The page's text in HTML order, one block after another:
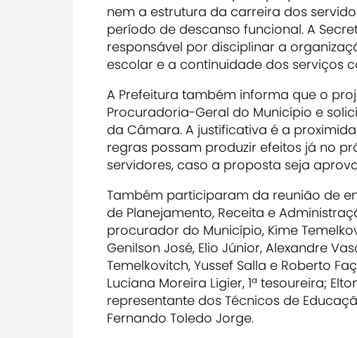
nem a estrutura da carreira dos
período de descanso funcional. A
responsável por disciplinar a
escolar e a continuidade dos serviços
A Prefeitura também informa que o
Procuradoria-Geral do Município e
da Câmara. A justificativa é a
regras possam produzir efeitos já no
servidores, caso a proposta seja
Também participaram da reunião de
de Planejamento, Receita e
procurador do Município, Kime
Genilson José, Elio Júnior, Alexandre
Temelkovitch, Yussef Salla e Roberto
Luciana Moreira Ligier, 1ª tesoureira;
representante dos Técnicos de
Fernando Toledo Jorge.